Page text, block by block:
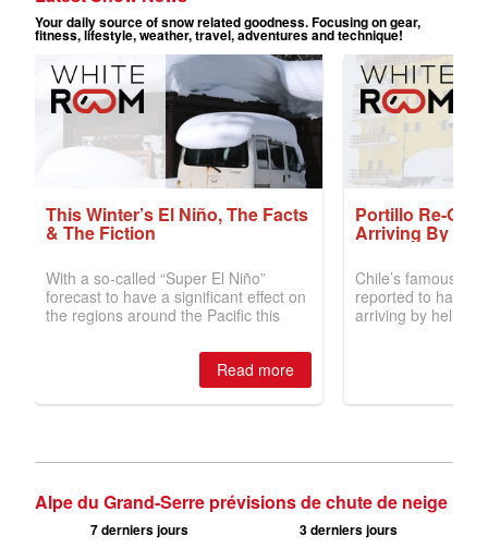
Alpe du Grand-Serre prévisions de chute de neige
7 derniers jours 3 derniers jours